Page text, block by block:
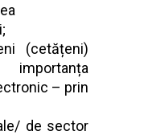
(cetățeni)
– prin
de sector